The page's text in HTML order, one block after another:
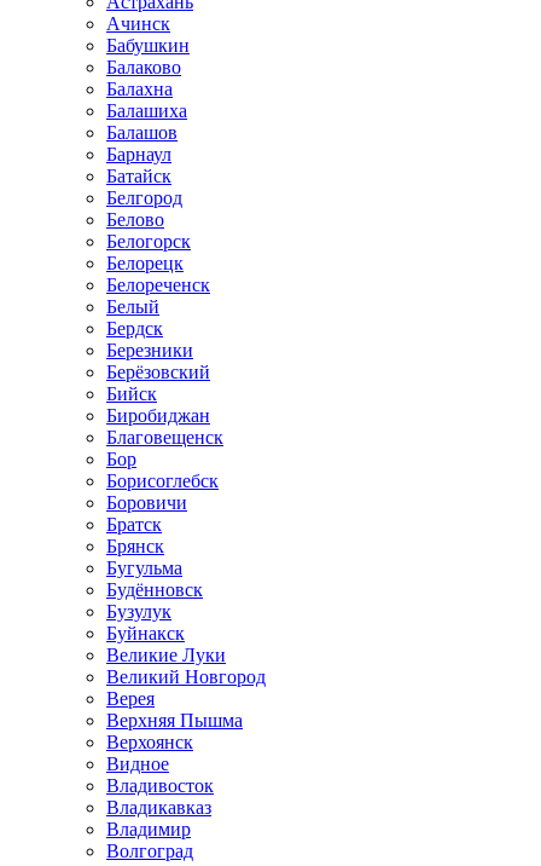
Ачинск
Бабушкин
Балаково
Балахна
Балашиха
Балашов
Барнаул
Батайск
Белгород
Белово
Белогорск
Белорецк
Белореченск
Белый
Бердск
Березники
Берёзовский
Бийск
Биробиджан
Благовещенск
Бор
Борисоглебск
Боровичи
Братск
Брянск
Бугульма
Будённовск
Бузулук
Буйнакск
Великие Луки
Великий Новгород
Верея
Верхняя Пышма
Верхоянск
Видное
Владивосток
Владикавказ
Владимир
Волгоград